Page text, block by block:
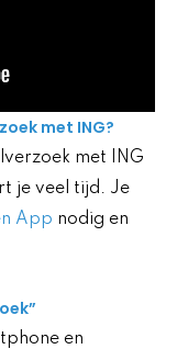
met ING?
met ING
je veel tijd. Je
App nodig en
en